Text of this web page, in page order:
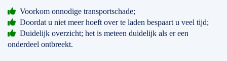
Voorkom onnodige transportschade;
Doordat u niet meer hoeft over te laden bespaart u veel tijd;
Duidelijk overzicht; het is meteen duidelijk als er een
onderdeel ontbreekt.